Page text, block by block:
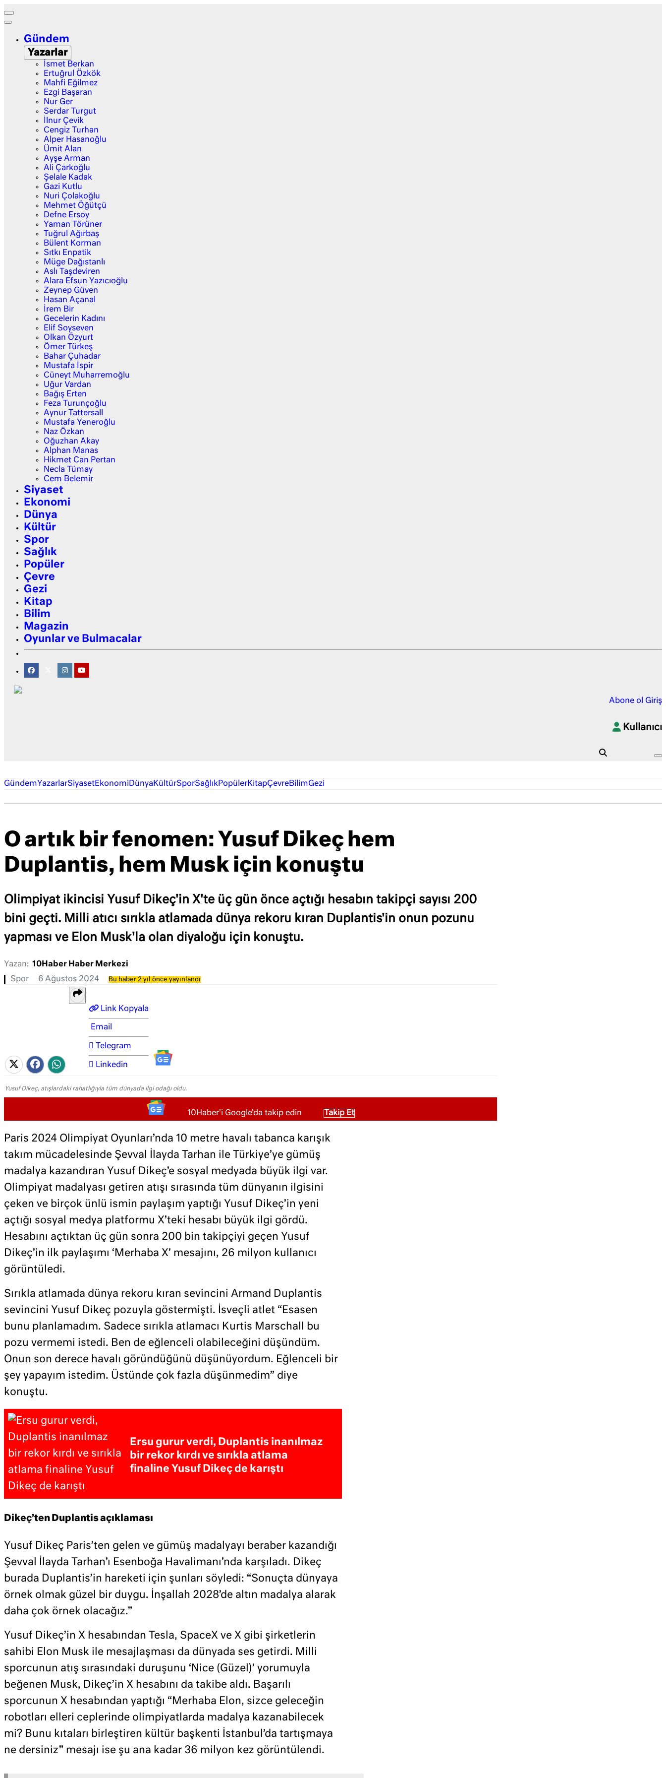
Gündem
Yazarlar
İsmet Berkan
Ertuğrul Özkök
Mahfi Eğilmez
Ezgi Başaran
Nur Ger
Serdar Turgut
İlnur Çevik
Cengiz Turhan
Alper Hasanoğlu
Ümit Alan
Ayşe Arman
Ali Çarkoğlu
Şelale Kadak
Gazi Kutlu
Nuri Çolakoğlu
Mehmet Öğütçü
Defne Ersoy
Yaman Törüner
Tuğrul Ağırbaş
Bülent Korman
Sıtkı Enpatik
Müge Dağıstanlı
Aslı Taşdeviren
Alara Efsun Yazıcıoğlu
Zeynep Güven
Hasan Açanal
İrem Bir
Gecelerin Kadını
Elif Soyseven
Olkan Özyurt
Ömer Türkeş
Bahar Çuhadar
Mustafa İspir
Cüneyt Muharremoğlu
Uğur Vardan
Bağış Erten
Feza Turunçoğlu
Aynur Tattersall
Mustafa Yeneroğlu
Naz Özkan
Oğuzhan Akay
Alphan Manas
Hikmet Can Pertan
Necla Tümay
Cem Belemir
Siyaset
Ekonomi
Dünya
Kültür
Spor
Sağlık
Popüler
Çevre
Gezi
Kitap
Bilim
Magazin
Oyunlar ve Bulmacalar
Abone ol Giriş
Kullanıcı
GündemYazarlarSiyasetEkonomi Dünya KültürSporSağlıkPopülerKitapÇevreBilimGezi
O artık bir fenomen: Yusuf Dikeç hem
Duplantis, hem Musk için konuştu
Olimpiyat ikincisi Yusuf Dikeç'in X'te üç gün önce açtığı hesabın takipçi sayısı 200
bini geçti. Milli atıcı sırıkla atlamada dünya rekoru kıran Duplantis'in onun pozunu
yapması ve Elon Musk'la olan diyaloğu için konuştu.
Yazan: 10Haber Haber Merkezi
Spor
6 Ağustos 2024 Bu haber 2 yıl önce yayınlandı
Link Kopyala
Email
Telegram
Linkedin
Yusuf Dikeç, atışlardaki rahatlığıyla tüm dünyada ilgi odağı oldu.
10Haber'i Google'da takip edin Takip Et
Paris 2024 Olimpiyat Oyunları’nda 10 metre havalı tabanca karışık
takım mücadelesinde Şevval İlayda Tarhan ile Türkiye’ye gümüş
madalya kazandıran Yusuf Dikeç’e sosyal medyada büyük ilgi var.
Olimpiyat madalyası getiren atışı sırasında tüm dünyanın ilgisini
çeken ve birçok ünlü ismin paylaşım yaptığı Yusuf Dikeç’in yeni
açtığı sosyal medya platformu X’teki hesabı büyük ilgi gördü.
Hesabını açtıktan üç gün sonra 200 bin takipçiyi geçen Yusuf
Dikeç’in ilk paylaşımı ‘Merhaba X’ mesajını, 26 milyon kullanıcı
görüntüledi.
Sırıkla atlamada dünya rekoru kıran sevincini Armand Duplantis
sevincini Yusuf Dikeç pozuyla göstermişti. İsveçli atlet “Esasen
bunu planlamadım. Sadece sırıkla atlamacı Kurtis Marschall bu
pozu vermemi istedi. Ben de eğlenceli olabileceğini düşündüm.
Onun son derece havalı göründüğünü düşünüyordum. Eğlenceli bir
şey yapayım istedim. Üstünde çok fazla düşünmedim” diye
konuştu.
Ersu gurur verdi, Duplantis inanılmaz
bir rekor kırdı ve sırıkla atlama
finaline Yusuf Dikeç de karıştı
Dikeç’ten Duplantis açıklaması
Yusuf Dikeç Paris’ten gelen ve gümüş madalyayı beraber kazandığı
Şevval İlayda Tarhan’ı Esenboğa Havalimanı’nda karşıladı. Dikeç
burada Duplantis’in hareketi için şunları söyledi: “Sonuçta dünyaya
örnek olmak güzel bir duygu. İnşallah 2028’de altın madalya alarak
daha çok örnek olacağız.”
Yusuf Dikeç’in X hesabından Tesla, SpaceX ve X gibi şirketlerin
sahibi Elon Musk ile mesajlaşması da dünyada ses getirdi. Milli
sporcunun atış sırasındaki duruşunu ‘Nice (Güzel)’ yorumuyla
beğenen Musk, Dikeç’in X hesabını da takibe aldı. Başarılı
sporcunun X hesabından yaptığı “Merhaba Elon, sizce geleceğin
robotları elleri ceplerinde olimpiyatlarda madalya kazanabilecek
mi? Bunu kıtaları birleştiren kültür başkenti İstanbul’da tartışmaya
ne dersiniz” mesajı ise şu ana kadar 36 milyon kez görüntülendi.